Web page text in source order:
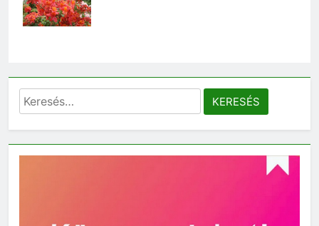
Keresés: